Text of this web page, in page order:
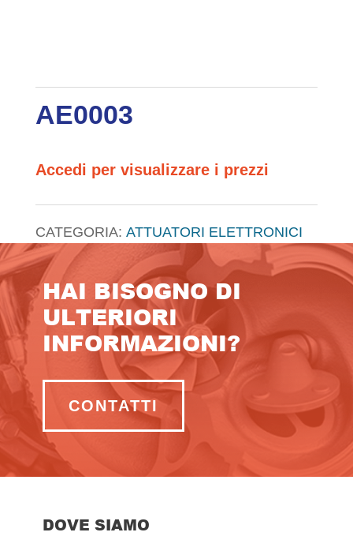
AE0003
Accedi per visualizzare i prezzi
CATEGORIA: ATTUATORI ELETTRONICI
HAI BISOGNO DI
ULTERIORI
INFORMAZIONI?
CONTATTI
DOVE SIAMO